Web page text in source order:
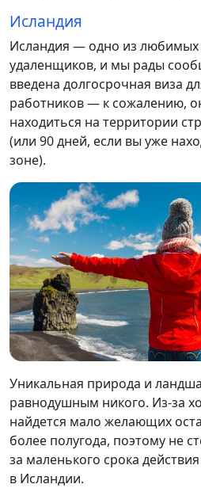
Исландия
Исландия — одно из любимых
удаленщиков, и мы рады
введена долгосрочная виза
работников — к сожалению,
находиться на территории
(или 90 дней, если вы уже
зоне).
Уникальная природа и
равнодушным никого. Из-за
найдется мало желающих
более полугода, поэтому не
за маленького срока
в Исландии.